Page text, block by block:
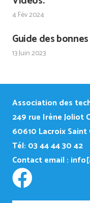
4 Fév 2024
Guide des
13 Juin 2023
Association des
249 rue Irène Joliot
60610 Lacroix Saint
Tél: 03 44 44 30 42
Contact email :